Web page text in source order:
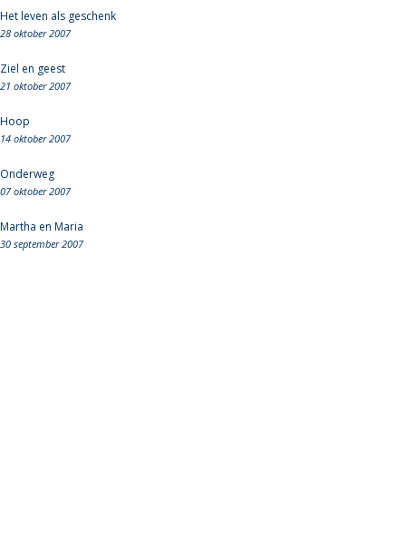
Het leven als geschenk
28 oktober 2007
Ziel en geest
21 oktober 2007
Hoop
14 oktober 2007
Onderweg
07 oktober 2007
Martha en Maria
30 september 2007